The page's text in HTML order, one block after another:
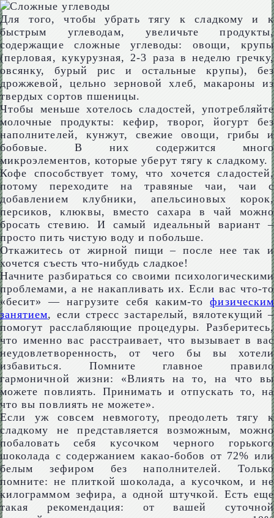
Для того, чтобы убрать тягу к сладкому и к
быстрым углеводам, увеличьте продукты,
содержащие сложные углеводы: овощи, крупы
(перловая, кукурузная, 2-3 раза в неделю гречку,
овсянку, бурый рис и остальные крупы), без
дрожжевой, цельно зерновой хлеб, макароны из
твердых сортов пшеницы.
Чтобы меньше хотелось сладостей, употребляйте
молочные продукты: кефир, творог, йогурт без
наполнителей, кунжут, свежие овощи, грибы и
бобовые. В них содержится много
микроэлементов, которые уберут тягу к сладкому.
Кофе способствует тому, что хочется сладостей,
потому переходите на травяные чаи, чаи с
добавлением клубники, апельсиновых корок,
персиков, клюквы, вместо сахара в чай можно
бросать стевию. И самый идеальный вариант –
просто пить чистую воду и побольше.
Откажитесь от жирной пищи – после нее так и
хочется съесть что-нибудь сладкое!
Начните разбираться со своими психологическими
проблемами, а не накапливать их. Если вас что-то
«бесит» — нагрузите себя каким-тофизическим
занятием, если стресс застарелый, вялотекущий –
помогут расслабляющие процедуры. Разберитесь,
что именно вас расстраивает, что вызывает в вас
неудовлетворенность, от чего бы вы хотели
избавиться. Помните главное правило
гармоничной жизни: «Влиять на то, на что вы
можете повлиять. Принимать и отпускать то, на
что вы повлиять не можете».
Если уж совсем невмоготу, преодолеть тягу к
сладкому не представляется возможным, можно
побаловать себя кусочком черного горького
шоколада с содержанием какао-бобов от 72% или
белым зефиром без наполнителей. Только
помните: не плиткой шоколада, а кусочком, и не
килограммом зефира, а одной штучкой. Есть еще
такая рекомендация: от вашей суточной